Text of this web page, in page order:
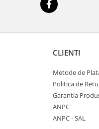
CLIENTI
Metode de
Politica de
Garantia
ANPC
ANPC - SAL